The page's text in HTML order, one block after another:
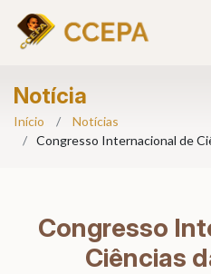
Notícia
Início
Notícias
Congresso Internacional de
Congresso
Ciências